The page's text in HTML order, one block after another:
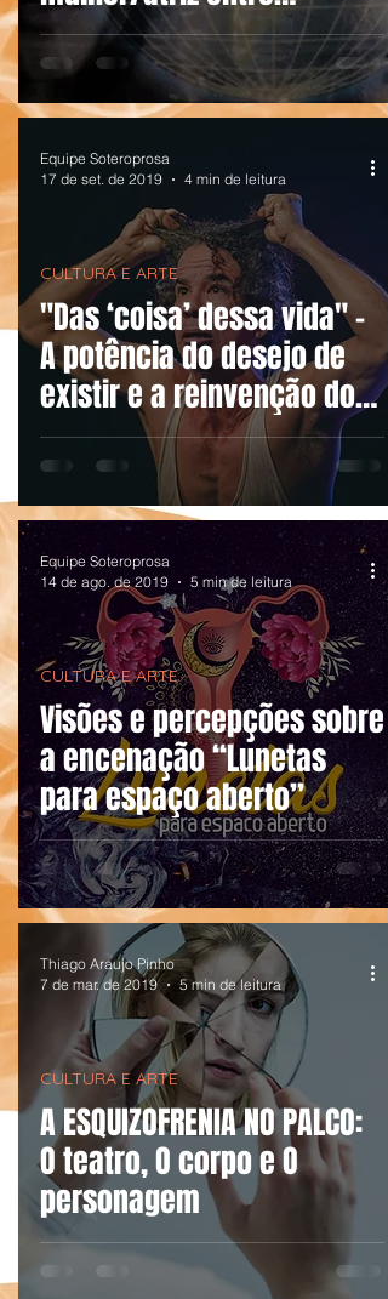
fronteiras
"Das ‘coisa’ dessa vida" –
A potência do desejo de
existir e a reinvenção do
humano.
CULTURA E ARTE
Equipe Soteroprosa
17 de set. de 2019
4 min de leitura
Visões e percepções sobre
a encenação “Lunetas
para espaço aberto”
CULTURA E ARTE
Equipe Soteroprosa
14 de ago. de 2019
5 min de leitura
A ESQUIZOFRENIA NO PALCO:
O teatro, O corpo e O
personagem
CULTURA E ARTE
Thiago Araujo Pinho
7 de mar. de 2019
5 min de leitura